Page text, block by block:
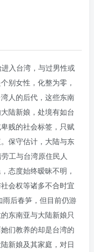
入台湾，与过男性或
别女性，化整为零，
人的后代，这些东南
陆新娘，处境有如台
贱的社会标签，只赋
保守估计，大陆与东
工与台湾原住民人
态度始终暧昧不明，
会权等诸多不合时宜
后春笋，但目前仍游
东南亚与大陆新娘只
们教养的却是台湾的
新娘及其家庭，对日